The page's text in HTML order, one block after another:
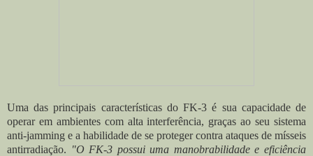
Uma das principais características do FK-3 é sua capacidade de
operar em ambientes com alta interferência, graças ao seu sistema
anti-jamming e a habilidade de se proteger contra ataques de mísseis
antirradiação. "O FK-3 possui uma manobrabilidade e eficiência